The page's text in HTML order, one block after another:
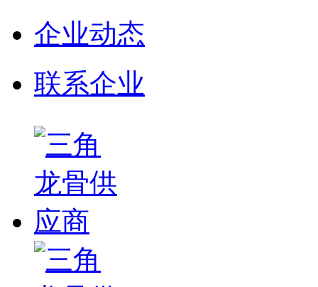
企业动态
联系企业